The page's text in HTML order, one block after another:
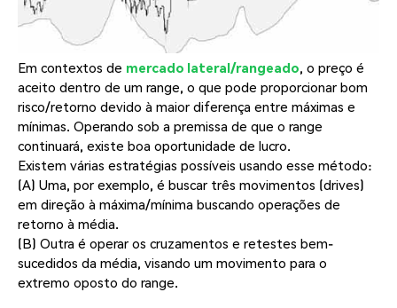
Em contextos de mercado lateral/rangeado, o preço é
aceito dentro de um range, o que pode proporcionar bom
risco/retorno devido à maior diferença entre máximas e
mínimas. Operando sob a premissa de que o range
continuará, existe boa oportunidade de lucro.
Existem várias estratégias possíveis usando esse método:
(A) Uma, por exemplo, é buscar três movimentos (drives)
em direção à máxima/mínima buscando operações de
retorno à média.
(B) Outra é operar os cruzamentos e retestes bem-
sucedidos da média, visando um movimento para o
extremo oposto do range.